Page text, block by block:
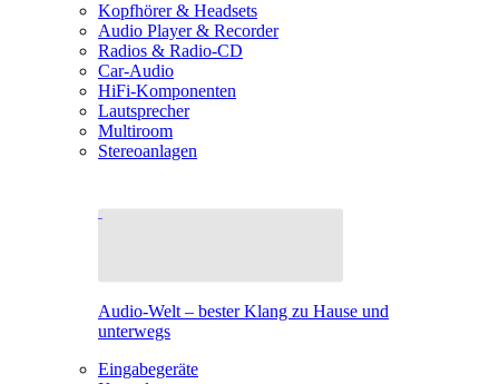
Kopfhörer & Headsets
Audio Player & Recorder
Radios & Radio-CD
Car-Audio
HiFi-Komponenten
Lautsprecher
Multiroom
Stereoanlagen
Audio-Welt – bester Klang zu Hause und
unterwegs
Eingabegeräte